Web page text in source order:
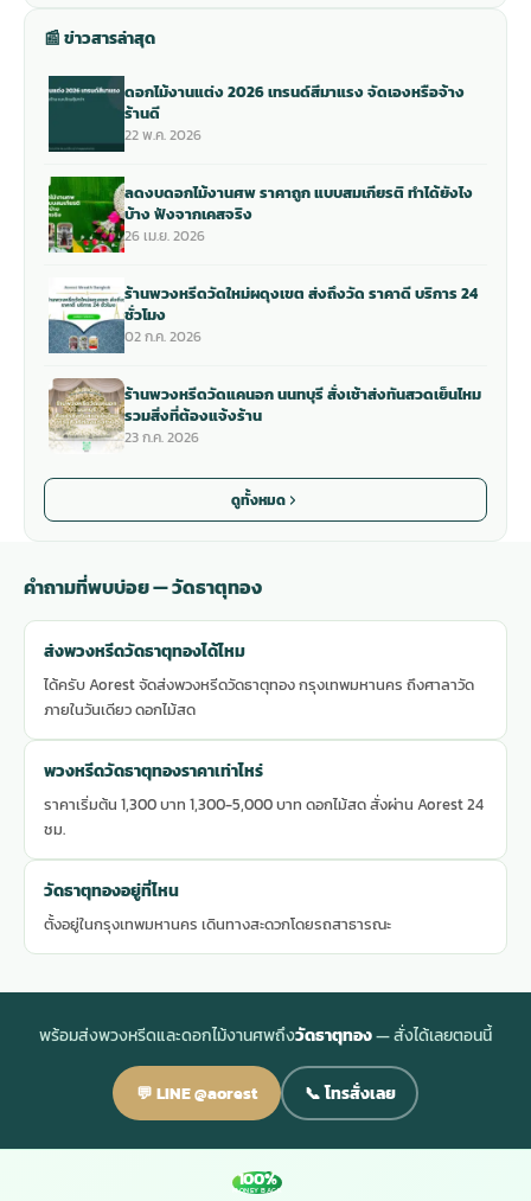
📰 ข่าวสารล่าสุด
ดอกไม้งานแต่ง 2026 เทรนด์สีมาแรง จัดเองหรือจ้าง
ร้านดี
22 พ.ค. 2026
ลดงบดอกไม้งานศพ ราคาถูก แบบสมเกียรติ ทำได้ยังไง
บ้าง ฟังจากเคสจริง
26 เม.ย. 2026
ร้านพวงหรีดวัดใหม่ผดุงเขต ส่งถึงวัด ราคาดี บริการ 24
ชั่วโมง
02 ก.ค. 2026
ร้านพวงหรีดวัดแคนอก นนทบุรี สั่งเช้าส่งทันสวดเย็นไหม
รวมสิ่งที่ต้องแจ้งร้าน
23 ก.ค. 2026
ดูทั้งหมด
คำถามที่พบบ่อย — วัดธาตุทอง
ส่งพวงหรีดวัดธาตุทองได้ไหม
ได้ครับ Aorest จัดส่งพวงหรีดวัดธาตุทอง กรุงเทพมหานคร ถึงศาลาวัด
ภายในวันเดียว ดอกไม้สด
พวงหรีดวัดธาตุทองราคาเท่าไหร่
ราคาเริ่มต้น 1,300 บาท 1,300-5,000 บาท ดอกไม้สด สั่งผ่าน Aorest 24
ชม.
วัดธาตุทองอยู่ที่ไหน
ตั้งอยู่ในกรุงเทพมหานคร เดินทางสะดวกโดยรถสาธารณะ
พร้อมส่งพวงหรีดและดอกไม้งานศพถึงวัดธาตุทอง— สั่งได้เลยตอนนี้
💬 LINE @aorest 📞 โทรสั่งเลย
100%
MONEY BACK